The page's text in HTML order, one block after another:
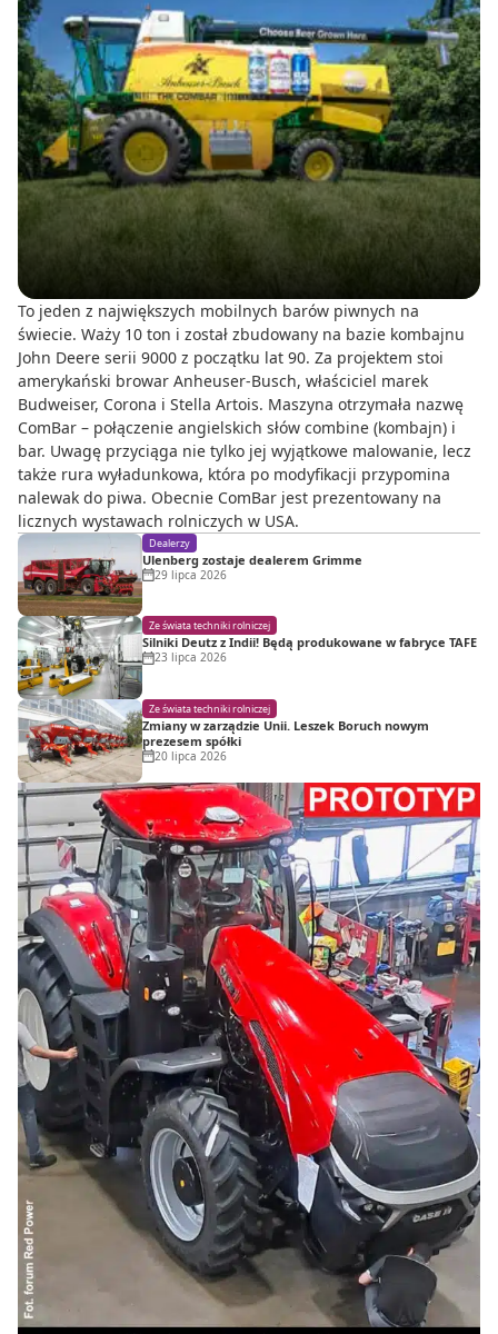
To jeden z największych mobilnych barów piwnych na
świecie. Waży 10 ton i został zbudowany na bazie kombajnu
John Deere serii 9000 z początku lat 90. Za projektem stoi
amerykański browar Anheuser-Busch, właściciel marek
Budweiser, Corona i Stella Artois. Maszyna otrzymała nazwę
ComBar – połączenie angielskich słów combine (kombajn) i
bar. Uwagę przyciąga nie tylko jej wyjątkowe malowanie, lecz
także rura wyładunkowa, która po modyfikacji przypomina
nalewak do piwa. Obecnie ComBar jest prezentowany na
licznych wystawach rolniczych w USA.
Dealerzy
Ulenberg zostaje dealerem Grimme
29 lipca 2026
Ze świata techniki rolniczej
Silniki Deutz z Indii! Będą produkowane w fabryce TAFE
23 lipca 2026
Ze świata techniki rolniczej
Zmiany w zarządzie Unii. Leszek Boruch nowym
prezesem spółki
20 lipca 2026